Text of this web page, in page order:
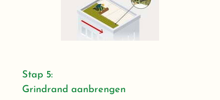
Stap 5:
Grindrand aanbrengen